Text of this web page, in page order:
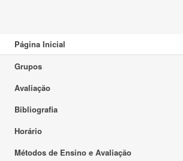
Página Inicial
Grupos
Avaliação
Bibliografia
Horário
Métodos de Ensino e Avaliação